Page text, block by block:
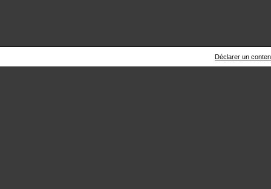
Déclarer un